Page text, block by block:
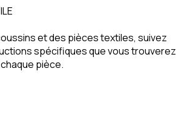
et des pièces textiles, suivez
spécifiques que vous trouverez
pièce.